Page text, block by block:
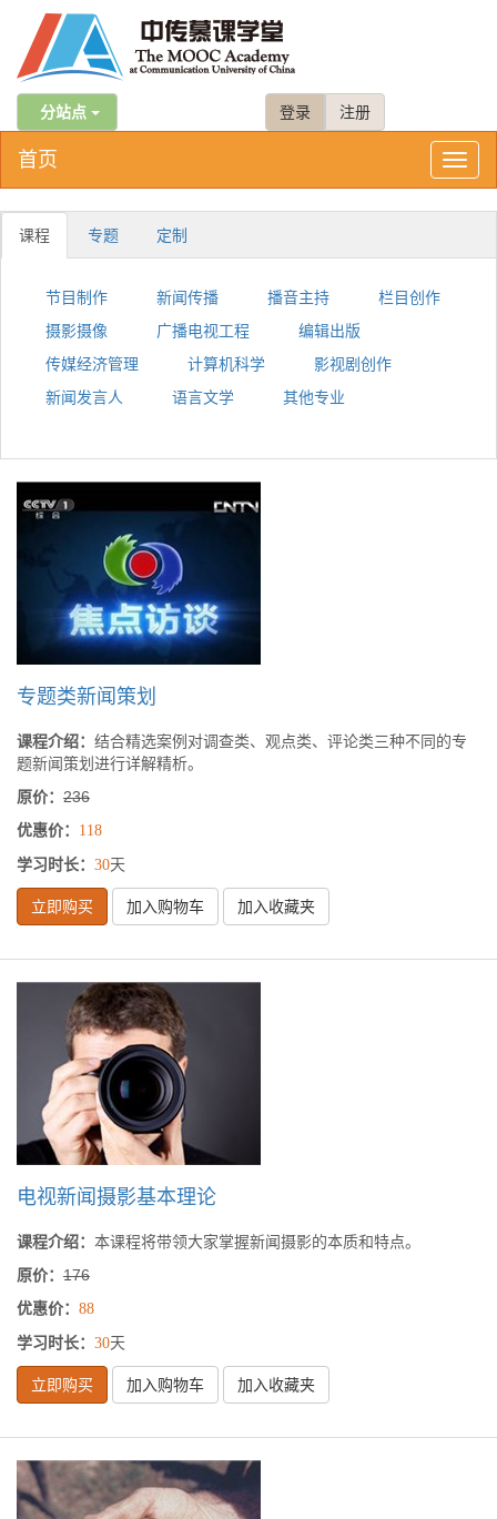
分站点 登录 注册
首页
课程 专题 定制
节目制作 新闻传播 播音主持
栏目创作
摄影摄像
广播电视工程
编辑出版
传媒经济管理
计算机科学
影视剧创作
新闻发言人
语言文学 其他专业
专题类新闻策划
课程介绍： 结合精选案例对调查类、观点类、评论类三种不同的专
题新闻策划进行详解精析。
原价： 236
优惠价： 118
学习时长： 30天
立即购买 加入购物车 加入收藏夹
电视新闻摄影基本理论
课程介绍： 本课程将带领大家掌握新闻摄影的本质和特点。
原价： 176
优惠价： 88
学习时长： 30天
立即购买 加入购物车 加入收藏夹